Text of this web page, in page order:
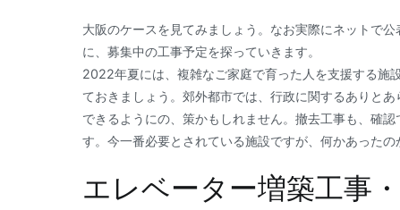
大阪のケースを見てみましょう。なお実際にネットで
に、募集中の工事予定を探っていきます。
2022年夏には、複雑なご家庭で育った人を支援する施
ておきましょう。郊外都市では、行政に関するありと
できるようにの、策かもしれません。撤去工事も、確
す。今一番必要とされている施設ですが、何かあったの
エレベーター増築工事